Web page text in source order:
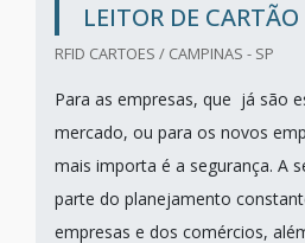
LEITOR DE
RFID CARTOES / CAMPINAS - SP
Para as empresas, que já são
mercado, ou para os novos
mais importa é a segurança. A
parte do planejamento
empresas e dos comércios,